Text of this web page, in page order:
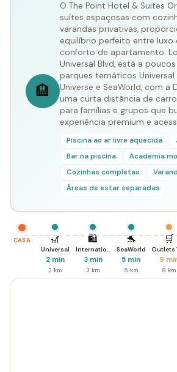
🏨
O The Point Hotel & Suites
suítes espaçosas com
varandas privativas,
equilíbrio perfeito entre luxo
conforto de apartamento.
Universal Blvd, está a
parques temáticos Universal
Universe e SeaWorld, com a
uma curta distância de
para famílias e grupos que
experiência premium e
Piscina ao ar livre aquecida
Bar na piscina
Academia
Cozinhas completas
Áreas de estar separadas
CASA 🎢
Universal
2 min
2 km
🛍️
3 min
3 km
🐬
SeaWorld
5 min
5 km
🛒
9
8 km